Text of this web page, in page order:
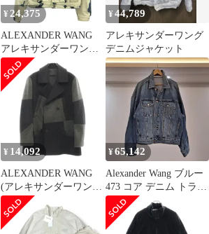
¥ 24,375
ALEXANDER WANG
アレキサンダーワン
18SS オーバーサイズブ
リーチデニムジャケッ
ト 63F-08-700-22 イン
ディゴ×アイボリー XS
¥44,789
アレキサンダーワング
デニムジャケット
¥ 14,092
ALEXANDER WANG
(アレキサンダーワン)
ウール ピーコート ジャ
ケット ブラック/グレー
¥65,142
Alexander Wang ブルー
473 コア デニム トラッ
カー ジャケット Lサイ
ズ オーバーサイズ